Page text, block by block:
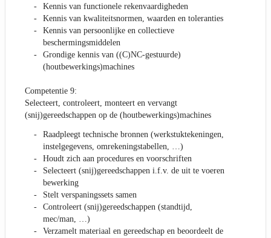
Kennis van functionele rekenvaardigheden
Kennis van kwaliteitsnormen, waarden en toleranties
Kennis van persoonlijke en collectieve
beschermingsmiddelen
Grondige kennis van ((C)NC-gestuurde)
(houtbewerkings)machines
Competentie 9:
Selecteert, controleert, monteert en vervangt
(snij)gereedschappen op de (houtbewerkings)machines
Raadpleegt technische bronnen (werkstuktekeningen,
instelgegevens, omrekeningstabellen, …)
Houdt zich aan procedures en voorschriften
Selecteert (snij)gereedschappen i.f.v. de uit te voeren
bewerking
Stelt verspaningssets samen
Controleert (snij)gereedschappen (standtijd,
mec/man, …)
Verzamelt materiaal en gereedschap en beoordeelt de